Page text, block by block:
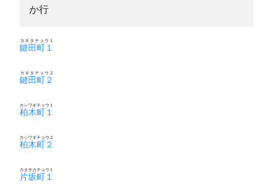
か行
鍵田町１
カギタチョウ１
鍵田町２
カギタチョウ２
柏木町１
カシワギチョウ１
柏木町２
カシワギチョウ２
片坂町１
カタサカチョウ１